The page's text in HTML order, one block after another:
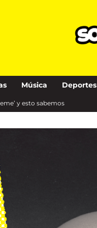
Música Deportes
y esto sabemos